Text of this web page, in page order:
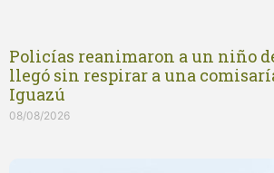
Policías reanimaron a un niño
llegó sin respirar a una
Iguazú
08/08/2026